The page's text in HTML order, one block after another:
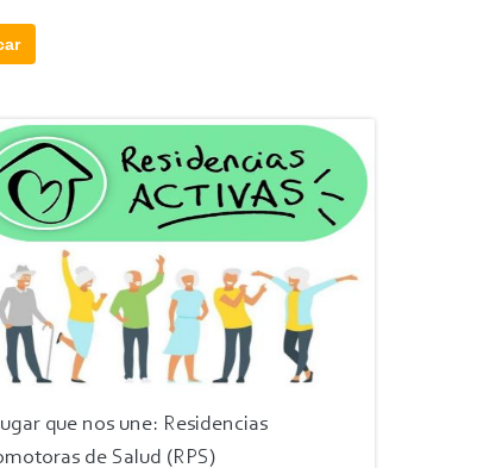
que nos une: Residencias
de Salud (RPS)